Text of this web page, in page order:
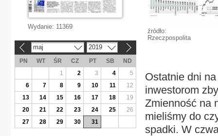
źródło:
Rzeczpospolita
Ostatnie dni
inwestorom
Zmienność na
mieliśmy do
spadki. W
Wydanie: 11369
maj 2019
PN WT ŚR CZ PT SB
ND
1
2 3 4
5
6
7 8 9 10 11
12
13
14 15 16 17 18
19
20
21 22 23 24 25
26
27
28 29 30 31